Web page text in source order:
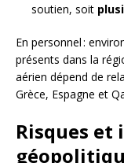
soutien, soit
En personnel :
présents dans la
aérien dépend de
Grèce, Espagne et
Risques